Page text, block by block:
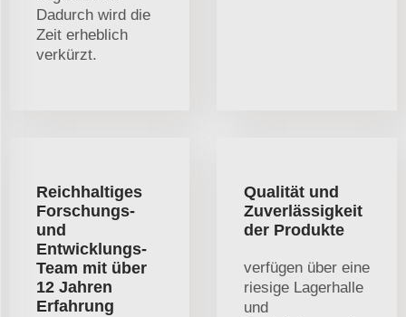
Dadurch wird die
Zeit erheblich
verkürzt.
Reichhaltiges
Forschungs-
und
Entwicklungs-
Team mit über
12 Jahren
Erfahrung
Qualität und
Zuverlässigkeit
der Produkte
verfügen über eine
riesige Lagerhalle
und